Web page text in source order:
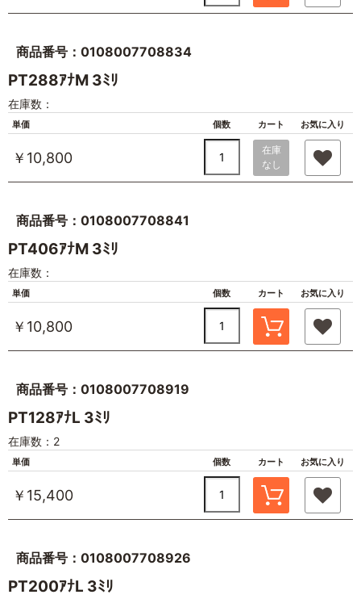
商品番号：0108007708834
PT288ｱﾅM 3ﾐﾘ
在庫数：
単価 個数 カート お気に入り
￥10,800
在庫
なし
商品番号：0108007708841
PT406ｱﾅM 3ﾐﾘ
在庫数：
単価 個数 カート お気に入り
￥10,800
商品番号：0108007708919
PT128ｱﾅL 3ﾐﾘ
在庫数：2
単価 個数 カート お気に入り
￥15,400
商品番号：0108007708926
PT200ｱﾅL 3ﾐﾘ